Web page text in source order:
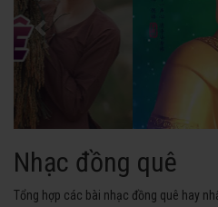
Nhạc phật
Tuyển tập các bài nhạc thánh ca hay